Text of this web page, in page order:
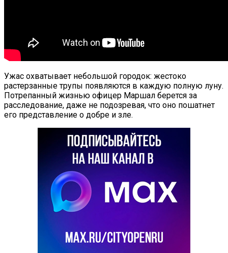
Ужас охватывает небольшой городок: жестоко
растерзанные трупы появляются в каждую полную луну.
Потрепанный жизнью офицер Маршал берется за
расследование, даже не подозревая, что оно пошатнет
его представление о добре и зле.